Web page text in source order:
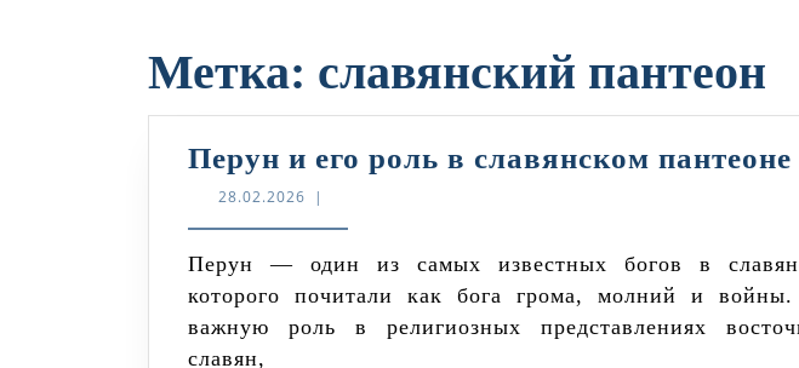
Метка: славянский пантеон
Перун и его роль в славянском пантеоне
28.02.2026 28.02.2026
|
Перун — один из самых известных богов в славянской мифологии,
которого почитали как бога грома, молний и войны.
важную роль в религиозных представлениях
славян,